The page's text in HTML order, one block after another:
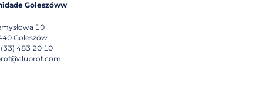
Goleszóww
10
Goleszów
483 20 10